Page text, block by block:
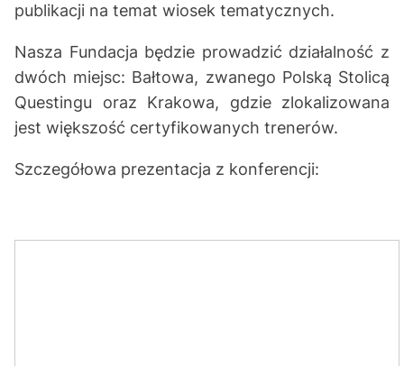
publikacji na temat wiosek tematycznych.
Nasza Fundacja będzie prowadzić działalność z
dwóch miejsc: Bałtowa, zwanego Polską Stolicą
Questingu oraz Krakowa, gdzie zlokalizowana
jest większość certyfikowanych trenerów.
Szczegółowa prezentacja z konferencji: